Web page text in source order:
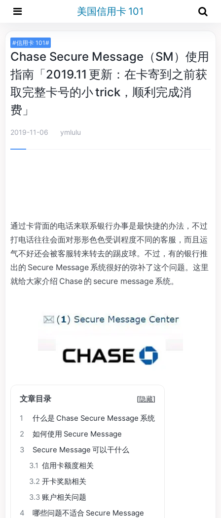
美国信用卡 101
#信用卡 101#
Chase Secure Message（SM）使用
指南「2019.11 更新：在卡寄到之前获
取完整卡号的小 trick，顺利完成消
费」
2019-11-06 ymlulu
通过卡背面的电话来联系银行办事是最快捷的办法，不过
打电话往往会面对形形色色受训程度不同的客服，而且运
气不好还会被客服转来转去的踢皮球。不过，有的银行推
出的 Secure Message 系统很好的弥补了这个问题。这里
就给大家介绍 Chase 的 secure message 系统。
文章目录 [隐藏]
1
什么是 Chase Secure Message 系统
2
如何使用 Secure Message
3
Secure Message 可以干什么
3.1 信用卡额度相关
3.2 开卡奖励相关
3.3 账户相关问题
4
哪些问题不适合 Secure Message